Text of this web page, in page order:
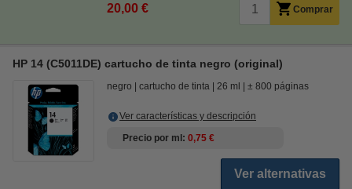
20,00 € Comprar
HP 14 (C5011DE) cartucho de tinta negro (original)
negro cartucho de tinta 26 ml ± 800 páginas
Ver características y descripción
Precio por ml
0,75 €
Ver alternativas